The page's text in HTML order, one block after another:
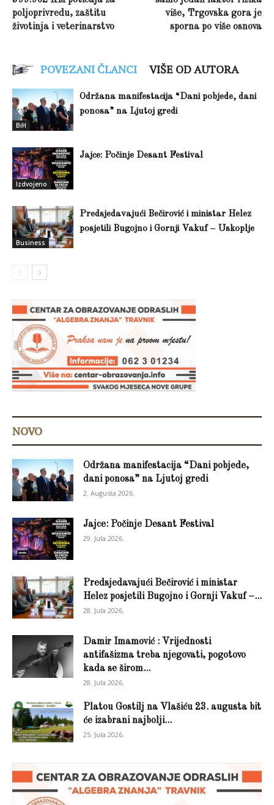
poljoprivredu, zaštitu
životinja i veterinarstvo
više, Trgovska gora je
sporna po više osnova
POVEZANI ČLANCI VIŠE OD AUTORA
BiH
Održana manifestacija “Dani pobjede, dani
ponosa” na Ljutoj gredi
Izdvojeno
Jajce: Počinje Desant Festival
Business
Predsjedavajući Bečirović i ministar Helez
posjetili Bugojno i Gornji Vakuf – Uskoplje
NOVO
Održana manifestacija “Dani pobjede,
dani ponosa” na Ljutoj gredi
2. Augusta 2026.
Jajce: Počinje Desant Festival
29. Jula 2026.
Predsjedavajući Bečirović i ministar
Helez posjetili Bugojno i Gornji Vakuf –...
28. Jula 2026.
Damir Imamović : Vrijednosti
antifašizma treba njegovati, pogotovo
kada se širom...
28. Jula 2026.
Platou Gostilj na Vlašiću 23. augusta bit
će izabrani najbolji...
25. Jula 2026.